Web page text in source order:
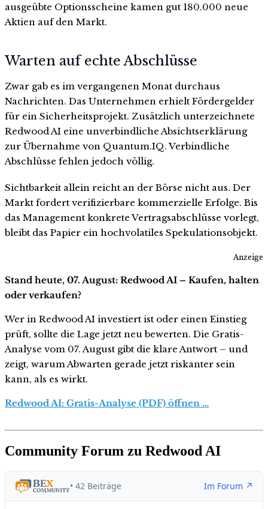
ausgeübte Optionsscheine kamen gut 180.000 neue
Aktien auf den Markt.
Warten auf echte Abschlüsse
Zwar gab es im vergangenen Monat durchaus
Nachrichten. Das Unternehmen erhielt Fördergelder
für ein Sicherheitsprojekt. Zusätzlich unterzeichnete
Redwood AI eine unverbindliche Absichtserklärung
zur Übernahme von Quantum.IQ. Verbindliche
Abschlüsse fehlen jedoch völlig.
Sichtbarkeit allein reicht an der Börse nicht aus. Der
Markt fordert verifizierbare kommerzielle Erfolge. Bis
das Management konkrete Vertragsabschlüsse vorlegt,
bleibt das Papier ein hochvolatiles Spekulationsobjekt.
Anzeige
Stand heute, 07. August: Redwood AI – Kaufen, halten
oder verkaufen?
Wer in Redwood AI investiert ist oder einen Einstieg
prüft, sollte die Lage jetzt neu bewerten. Die Gratis-
Analyse vom 07. August gibt die klare Antwort – und
zeigt, warum Abwarten gerade jetzt riskanter sein
kann, als es wirkt.
Redwood AI: Gratis-Analyse (PDF) öffnen …
Community Forum zu Redwood AI